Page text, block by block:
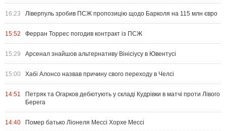
16:23 Ліверпуль зробив ПСЖ пропозицію щодо Барколя на 115 млн євро
15:52 Ферран Торрес погодив контракт із ПСЖ
15:29 Арсенал знайшов альтернативу Вінісіусу в Ювентусі
15:00 Хабі Алонсо назвав причину свого переходу в Челсі
14:51
Петряк та Огарков дебютують у складі Кудрівки в матчі проти Лівого
Берега
14:40 Помер батько Ліонеля Мессі Хорхе Мессі